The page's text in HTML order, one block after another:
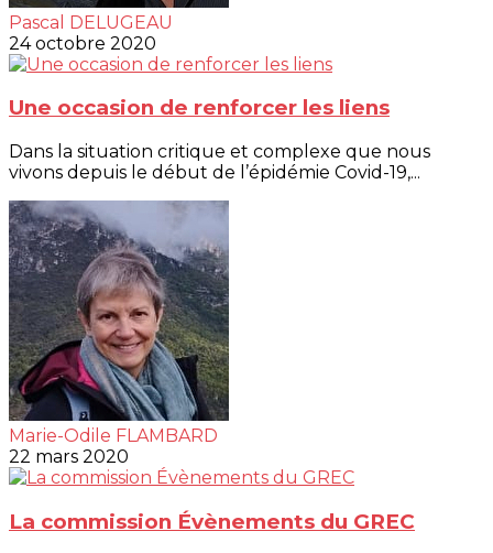
Pascal DELUGEAU
24 octobre 2020
Une occasion de renforcer les liens
Dans la situation critique et complexe que nous
vivons depuis le début de l’épidémie Covid-19,...
Marie-Odile FLAMBARD
22 mars 2020
La commission Évènements du GREC